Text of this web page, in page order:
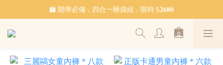
˗ˏˋ 𝔽𝕣𝕖𝕖 𝕊𝕙𝕚𝕡𝕡𝕚𝕟𝕘 ˎˊ˗ 全館滿 $𝟙,𝟘𝟘𝟘 免運
🏫 開學必備 ⸜ 四合一睡袋組 ⸝ 限時 $𝟐𝟔𝟖𝟎
🐳 清涼一夏 🎁 滿額贈 𝗕𝗔𝗕𝗬 𝗕𝗘𝗔𝗥 系列好禮